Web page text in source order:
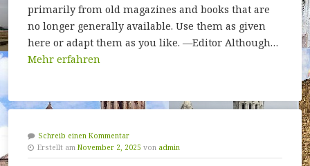
primarily from old magazines and books that are
no longer generally available. Use them as given
here or adapt them as you like. —Editor Although…
Mehr erfahren
Schreib einen Kommentar
Erstellt am November 2, 2025 von admin